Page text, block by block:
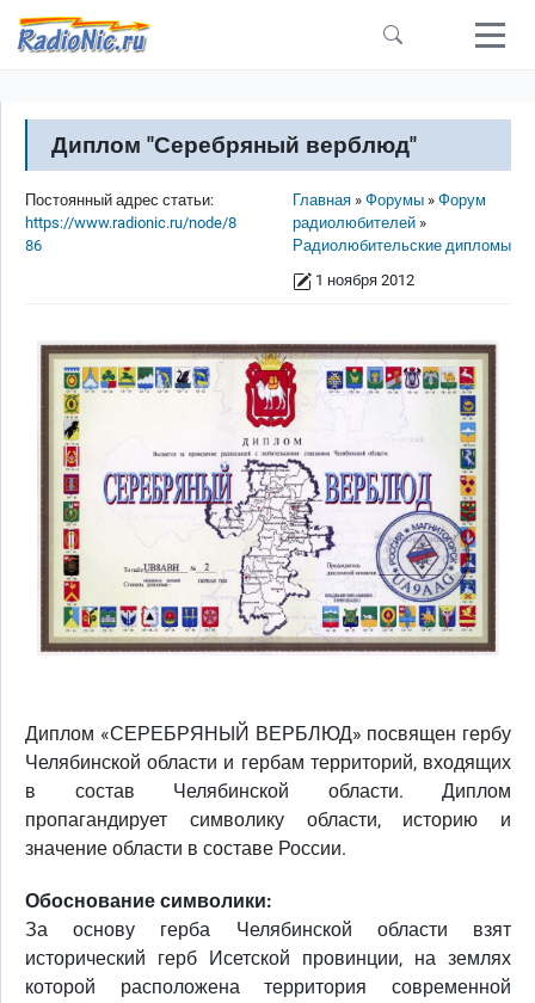
Перейти к основному содержанию
Диплом "Серебряный верблюд"
Строка навигации
Главная Форумы
Форум
радиолюбителей
Радиолюбительские дипломы
1 ноября 2012
Постоянный адрес статьи:
https://www.radionic.ru/node/8
86
Диплом «СЕРЕБРЯНЫЙ ВЕРБЛЮД» посвящен гербу
Челябинской области и гербам территорий, входящих
в состав Челябинской области. Диплом
пропагандирует символику области, историю и
значение области в составе России.
Обоснование символики:
За основу герба Челябинской области взят
исторический герб Исетской провинции, на землях
которой расположена территория современной